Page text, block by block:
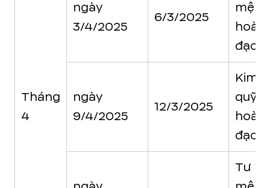
Tháng
4
ngày
3/4/2025
6/3/2025
mệnh
đạo
ngày
9/4/2025
12/3/2025
Kim
quỹ
đạo
Tư